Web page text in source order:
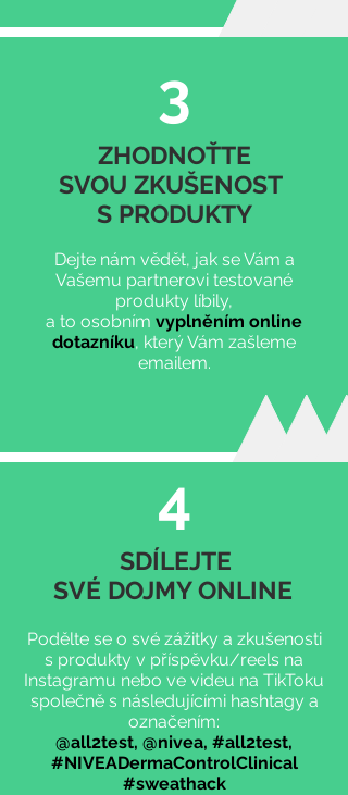
3
ZHODNOŤTE
SVOU ZKUŠENOST
S PRODUKTY
Dejte nám vědět, jak se Vám a
Vašemu partnerovi testované
produkty líbily,
a to osobním vyplněním online
dotazníku, který Vám zašleme
emailem.
4
SDÍLEJTE
SVÉ DOJMY ONLINE
Podělte se o své zážitky a zkušenosti
s produkty v příspěvku/reels na
Instagramu nebo ve videu na TikToku
společně s následujícími hashtagy a
označením:
@all2test, @nivea, #all2test,
#NIVEADermaControlClinical
#sweathack